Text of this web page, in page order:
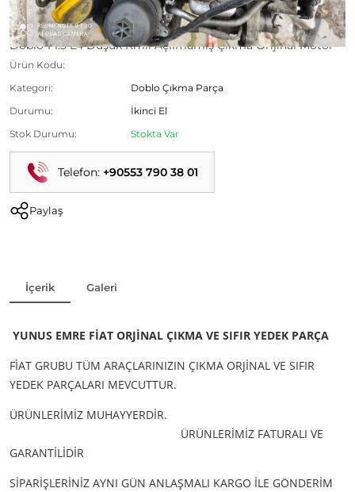
Doblo 1 1.3 E4 Düşük Kmli Açılmamış Çıkma Orijinal Motor
Ürün Kodu:
Kategori:
Doblo Çıkma Parça
Durumu:
İkinci El
Stok Durumu:
Stokta Var
Telefon: +90553 790 38 01
Paylaş
İçerik Galeri
YUNUS EMRE FİAT ORJİNAL ÇIKMA VE SIFIR YEDEK PARÇA
FİAT GRUBU TÜM ARAÇLARINIZIN ÇIKMA ORJİNAL VE SIFIR
YEDEK PARÇALARI MEVCUTTUR.
ÜRÜNLERİMİZ MUHAYYERDİR.
ÜRÜNLERİMİZ FATURALI VE
GARANTİLİDİR
SİPARİŞLERİNİZ AYNI GÜN ANLAŞMALI KARGO İLE GÖNDERİM